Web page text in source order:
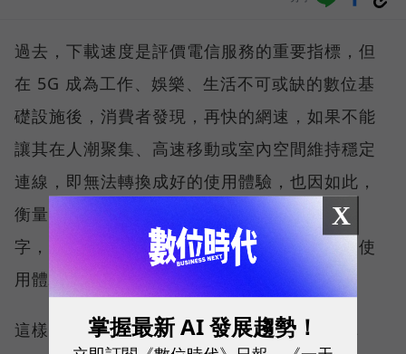
過去，下載速度是評價電信服務的重要指標，但
在 5G 成為工作、娛樂、生活不可或缺的數位基
礎設施後，消費者發現，再快的網速，如果不能
讓其在人潮聚集、高速移動或室內空間維持穩定
連線，即無法轉換成好的使用體驗，也因如此，
衡量「好網路」的標準，也逐漸從追求測速數
字，轉向任何時間、任何地點都能穩定連線的使
用體驗。
這樣的轉變，也反映在國際權威網路分析機構
X
掌握最新 AI 發展趨勢！